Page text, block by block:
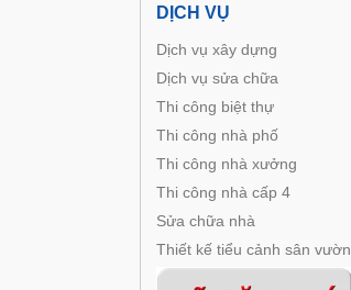
DỊCH VỤ
Dịch vụ xây dựng
Dịch vụ sửa chữa
Thi công biệt thự
Thi công nhà phố
Thi công nhà xưởng
Thi công nhà cấp 4
Sửa chữa nhà
Thiết kế tiểu cảnh sân vườn